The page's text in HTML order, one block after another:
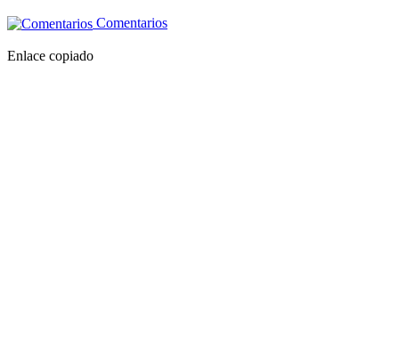
Comentarios
Enlace copiado